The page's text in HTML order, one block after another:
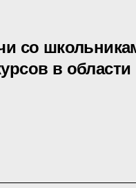
со
в области